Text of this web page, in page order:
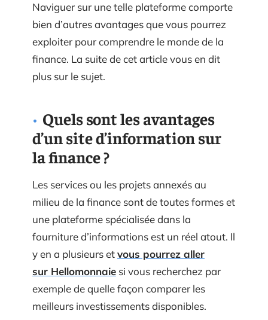
Naviguer sur une telle plateforme comporte
bien d’autres avantages que vous pourrez
exploiter pour comprendre le monde de la
finance. La suite de cet article vous en dit
plus sur le sujet.
Quels sont les avantages
d’un site d’information sur
la finance ?
Les services ou les projets annexés au
milieu de la finance sont de toutes formes et
une plateforme spécialisée dans la
fourniture d’informations est un réel atout. Il
y en a plusieurs etvous pourrez aller
sur Hellomonnaie si vous recherchez par
exemple de quelle façon comparer les
meilleurs investissements disponibles.